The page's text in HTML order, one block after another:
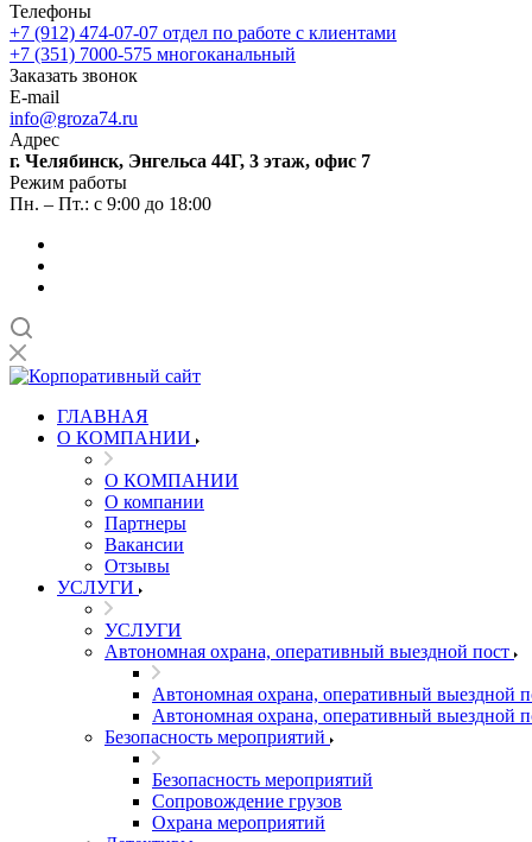
Телефоны
+7 (912) 474-07-07 отдел по работе с клиентами
+7 (351) 7000-575 многоканальный
Заказать звонок
E-mail
info@groza74.ru
Адрес
г. Челябинск, Энгельса 44Г, 3 этаж, офис 7
Режим работы
Пн. – Пт.: с 9:00 до 18:00
ГЛАВНАЯ
О КОМПАНИИ
О КОМПАНИИ
О компании
Партнеры
Вакансии
Отзывы
УСЛУГИ
УСЛУГИ
Автономная охрана, оперативный выездной пост
Автономная охрана, оперативный выездной
Автономная охрана, оперативный выездной
Безопасность мероприятий
Безопасность мероприятий
Сопровождение грузов
Охрана мероприятий